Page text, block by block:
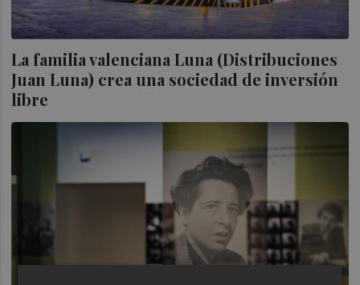
La familia valenciana Luna (Distribuciones
Juan Luna) crea una sociedad de inversión
libre